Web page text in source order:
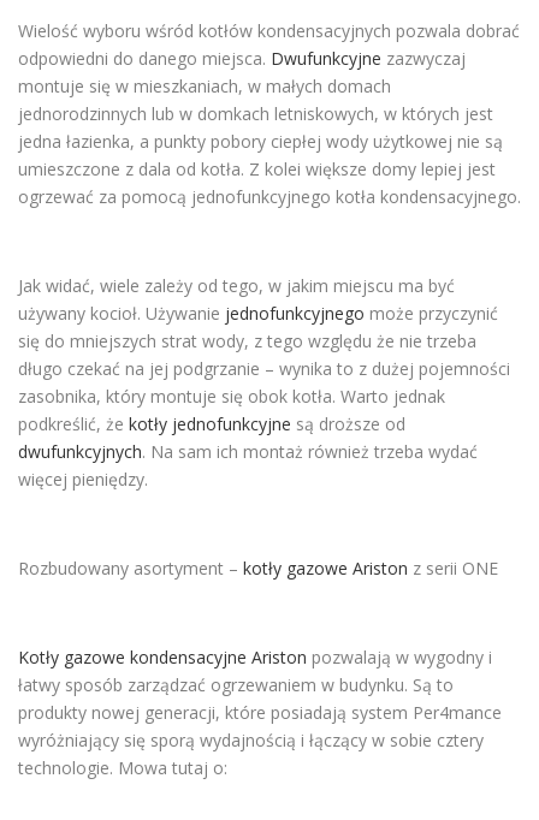
Wielość wyboru wśród kotłów kondensacyjnych pozwala dobrać
odpowiedni do danego miejsca. Dwufunkcyjne zazwyczaj
montuje się w mieszkaniach, w małych domach
jednorodzinnych lub w domkach letniskowych, w których jest
jedna łazienka, a punkty pobory ciepłej wody użytkowej nie są
umieszczone z dala od kotła. Z kolei większe domy lepiej jest
ogrzewać za pomocą jednofunkcyjnego kotła kondensacyjnego.
Jak widać, wiele zależy od tego, w jakim miejscu ma być
używany kocioł. Używanie jednofunkcyjnego może przyczynić
się do mniejszych strat wody, z tego względu że nie trzeba
długo czekać na jej podgrzanie – wynika to z dużej pojemności
zasobnika, który montuje się obok kotła. Warto jednak
podkreślić, że kotły jednofunkcyjne są droższe od
dwufunkcyjnych. Na sam ich montaż również trzeba wydać
więcej pieniędzy.
Rozbudowany asortyment – kotły gazowe Ariston z serii ONE
Kotły gazowe kondensacyjne Ariston pozwalają w wygodny i
łatwy sposób zarządzać ogrzewaniem w budynku. Są to
produkty nowej generacji, które posiadają system Per4mance
wyróżniający się sporą wydajnością i łączący w sobie cztery
technologie. Mowa tutaj o: